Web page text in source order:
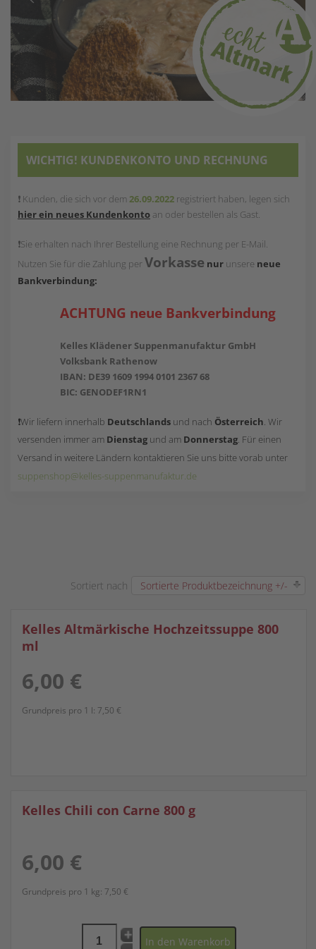
WICHTIG! KUNDENKONTO UND RECHNUNG
❗ Kunden, die sich vor dem 26.09.2022 registriert haben, legen sich
hier ein neues Kundenkonto an oder bestellen als Gast.
❗Sie erhalten nach Ihrer Bestellung eine Rechnung per E-Mail.
Nutzen Sie für die Zahlung perVorkasse nur unsere neue
Bankverbindung:
ACHTUNG neue Bankverbindung
Kelles Klädener Suppenmanufaktur GmbH
Volksbank Rathenow
IBAN: DE39 1609 1994 0101 2367 68
BIC: GENODEF1RN1
❗Wir liefern innerhalb Deutschlands und nach Österreich. Wir
versenden immer am Dienstag und am Donnerstag. Für einen
Versand in weitere Ländern kontaktieren Sie uns bitte vorab unter
suppenshop@kelles-suppenmanufaktur.de
Sortiert nach Sortierte Produktbezeichnung +/-
Kelles Altmärkische Hochzeitssuppe 800
ml
6,00 €
Grundpreis pro 1 l: 7,50 €
Kelles Chili con Carne 800 g
6,00 €
Grundpreis pro 1 kg: 7,50 €